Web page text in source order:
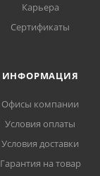
Карьера
Сертификаты
ИНФОРМАЦИЯ
Офисы компании
Условия оплаты
Условия доставки
Гарантия на товар